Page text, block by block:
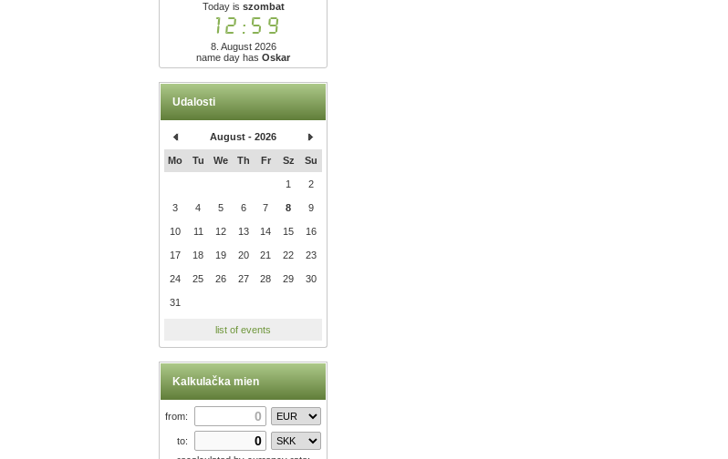
Today is szombat
12:59
8. August 2026
name day hasOskar
Udalosti
August - 2026
Mo Tu We Th Fr Sz Su
1 2
3 4 5 6 7 8 9
10 11 12 13 14 15 16
17 18 19 20 21 22 23
24 25 26 27 28 29 30
31
list of events
Kalkulačka mien
from:
to: